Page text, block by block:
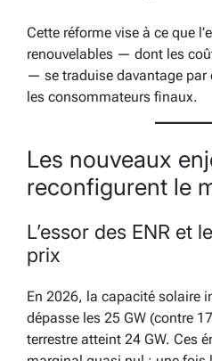
Cette réforme vise à ce que
renouvelables — dont les
— se traduise davantage par
les consommateurs finaux.
Les nouveaux
reconfigurent le
L’essor des ENR et
prix
En 2026, la capacité solaire
dépasse les 25 GW (contre
terrestre atteint 24 GW. Ces